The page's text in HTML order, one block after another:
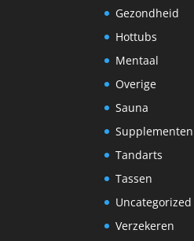
Gezondheid
Hottubs
Mentaal
Overige
Sauna
Supplementen
Tandarts
Tassen
Uncategorized
Verzekeren